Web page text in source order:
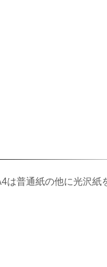
は普通紙の他に光沢紙